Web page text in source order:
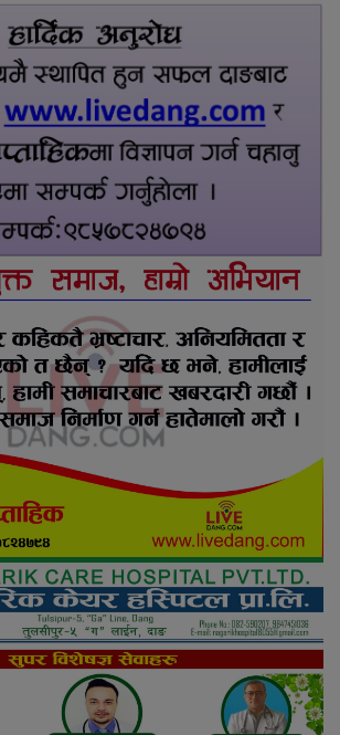
३ सय १९ जनाले लिए सेवा
सडक दुर्घटनामा श्रीमान् गुमाएकी
महिलालाई कुमारी बैंक गढवाद्वारा १०
लाख रुपैयाँ बीमा दाबी भुक्तानी
राति भएको मोटरसाइकल दुर्घटनाबारे
कसैले थाहा पाएनन्, बिहान घर नजिकै
मृत भेटिए युवक
सीडद्वारा साना किसान र बैंकबीच
समन्वयात्मक कार्यक्रम
राप्ती चक्रपथः १७ किलोमिटर कालोपत्रे
दाङमै धागोबाट ‘ए फर एप्पलदेखि जेठ फर
जेब्रा’ बनाउनेहरु